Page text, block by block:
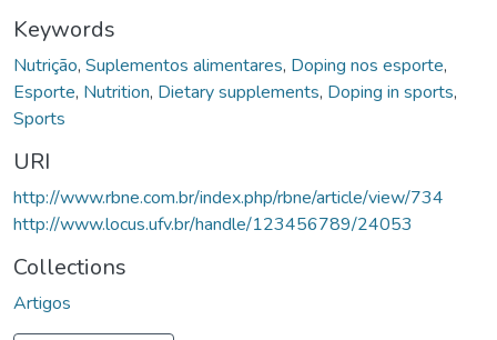
Keywords
Nutrição, Suplementos alimentares, Doping nos esporte,
Esporte, Nutrition, Dietary supplements, Doping in sports,
Sports
URI
http://www.rbne.com.br/index.php/rbne/article/view/734
http://www.locus.ufv.br/handle/123456789/24053
Collections
Artigos